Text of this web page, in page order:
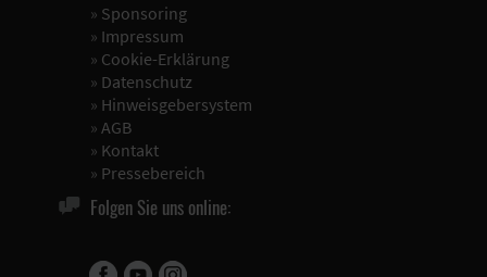
» Sponsoring
» Impressum
» Cookie-Erklärung
» Datenschutz
» Hinweisgebersystem
» AGB
» Kontakt
» Pressebereich
Folgen Sie uns online: